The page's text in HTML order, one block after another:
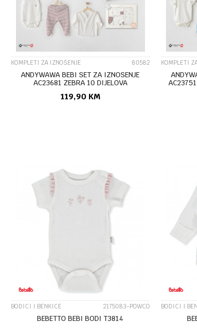
KOMPLETI ZA IZNOŠENJE 80582
ANDYWAWA BEBI SET ZA IZNOSENJE
AC23681 ZEBRA 10 DIJELOVA
119,90 KM
KOMPLETI
BODICI I BENKICE 2175083-POWCO
BEBETTO BEBI BODI T3814
BODICI I